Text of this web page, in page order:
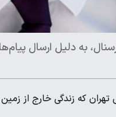
به دلیل ارسال
که زندگی خارج از